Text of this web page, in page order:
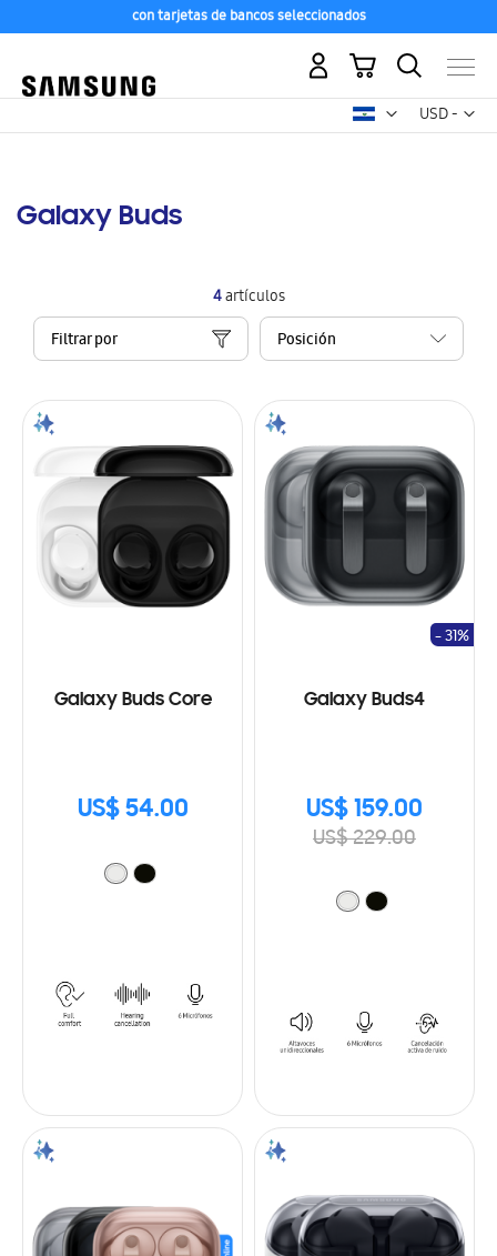
con tarjetas de bancos seleccionados
USD -
dólar
Mi carrito
Galaxy Buds
4artículos
Filtrar por
Galaxy Buds Core
US$ 54.00
Galaxy Buds4
US$ 159.00
US$ 229.00
- 31%